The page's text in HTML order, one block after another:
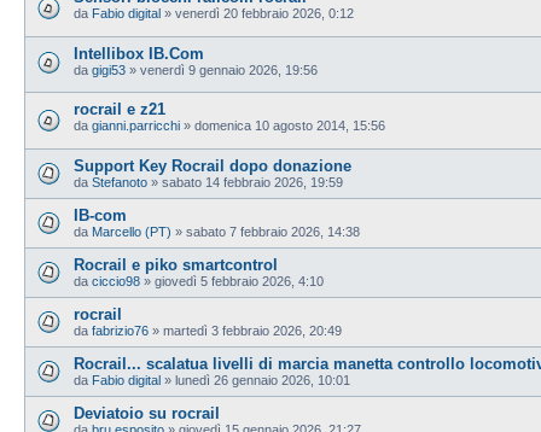
da Fabio digital » venerdì 20 febbraio 2026, 0:12
Intellibox IB.Com
da gigi53 » venerdì 9 gennaio 2026, 19:56
rocrail e z21
da gianni.parricchi » domenica 10 agosto 2014, 15:56
Support Key Rocrail dopo donazione
da Stefanoto » sabato 14 febbraio 2026, 19:59
IB-com
da Marcello (PT) » sabato 7 febbraio 2026, 14:38
Rocrail e piko smartcontrol
da ciccio98 » giovedì 5 febbraio 2026, 4:10
rocrail
da fabrizio76 » martedì 3 febbraio 2026, 20:49
Rocrail... scalatua livelli di marcia manetta controllo
da Fabio digital » lunedì 26 gennaio 2026, 10:01
Deviatoio su rocrail